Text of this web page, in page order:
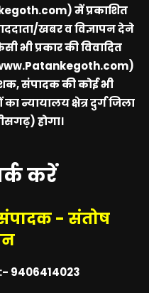
में प्रकाशित
खबर व विज्ञापन देने
भी प्रकार की विवादित
संपादक की कोई भी
का न्यायालय क्षेत्र दुर्ग जिला
होगा।
करें
संपादक - संतोष
9406414023